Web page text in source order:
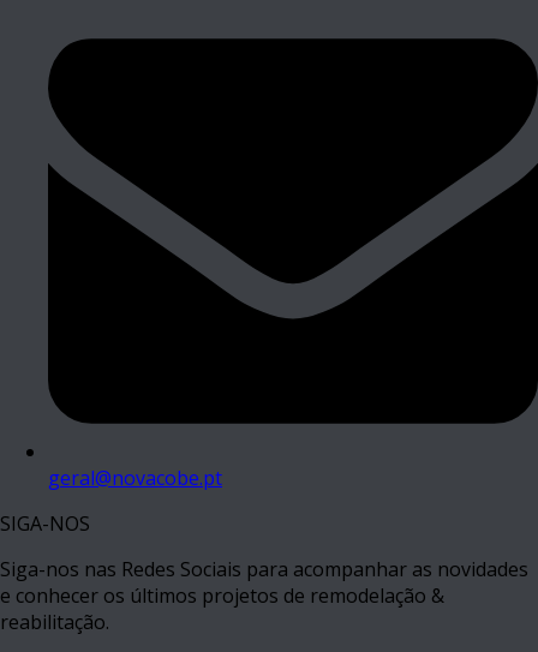
geral@novacobe.pt
SIGA-NOS
Siga-nos nas Redes Sociais para acompanhar as novidades
e conhecer os últimos projetos de remodelação &
reabilitação.